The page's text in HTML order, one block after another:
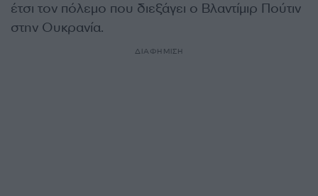
έτσι τον πόλεμο που διεξάγει ο Βλαντίμιρ Πούτιν
στην Ουκρανία.
ΔΙΑΦΗΜΙΣΗ